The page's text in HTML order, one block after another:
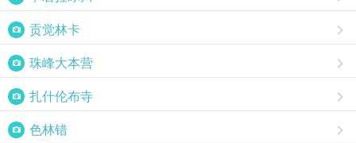
 贡觉林卡 
 珠峰大本营 
 扎什伦布寺 
 色林错 